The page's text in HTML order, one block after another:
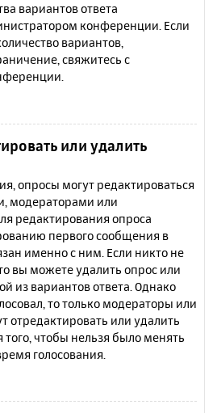
вариантов ответа
конференции. Если
вариантов,
свяжитесь с
или удалить
опросы могут редактироваться
модераторами или
редактирования опроса
первого сообщения в
именно с ним. Если никто не
вы можете удалить опрос или
из вариантов ответа. Однако
то только модераторы или
отредактировать или удалить
того, чтобы нельзя было менять
голосования.